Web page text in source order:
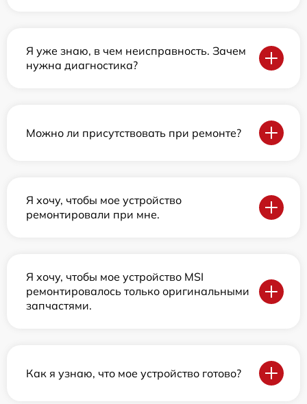
Я уже знаю, в чем неисправность. Зачем
нужна диагностика?
Можно ли присутствовать при ремонте?
Я хочу, чтобы мое устройство
ремонтировали при мне.
Я хочу, чтобы мое устройство MSI
ремонтировалось только оригинальными
запчастями.
Как я узнаю, что мое устройство готово?